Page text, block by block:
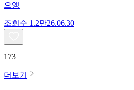
으앵
조회수 1.2만26.06.30
173
더보기